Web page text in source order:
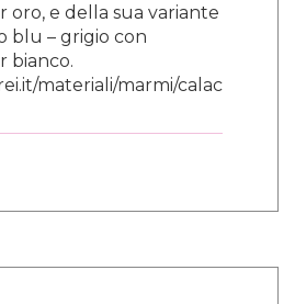
oro, e della sua variante
blu – grigio con
bianco.
materiali/marmi/calac